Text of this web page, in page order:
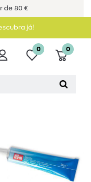
de 80 €
já!
0 0